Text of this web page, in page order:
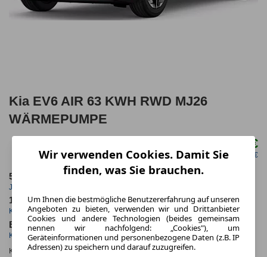
Kia EV6 AIR 63 KWH RWD MJ26
WÄRMEPUMPE
400,00 €
netto mtl. 336,13 €
5.000,0 km
Jahrliche Fahrleistung
48 Monate
15 km
Kilometerstand
ca. 125 kW (169 PS)
Leistung
Elektro
Kraftstoff
Kraftstoffverbr.¹: ca. 16,0 kWh/100km (komb.)
Wir verwenden Cookies. Damit Sie
finden, was Sie brauchen.
Um Ihnen die bestmögliche Benutzererfahrung auf unseren
Angeboten zu bieten, verwenden wir und Drittanbieter
Cookies und andere Technologien (beides gemeinsam
nennen wir nachfolgend: „Cookies"), um
Geräteinformationen und personenbezogene Daten (z.B. IP
Adressen) zu speichern und darauf zuzugreifen.